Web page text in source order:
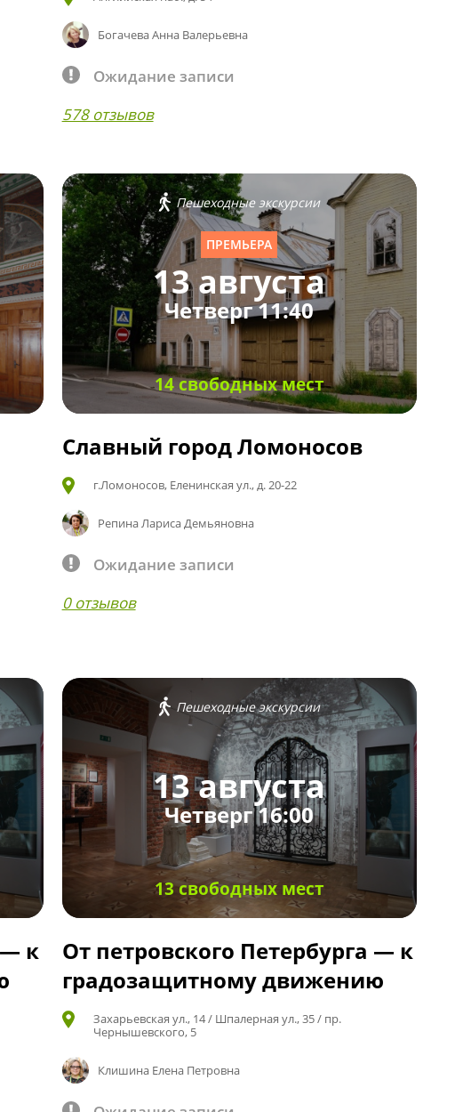
Богачева Анна Валерьевна
Ожидание записи
578 отзывов
Пешеходные экскурсии
ПРЕМЬЕРА
13 августа
Четверг 11:40
14 свободных мест
Славный город Ломоносов
г.Ломоносов, Еленинская ул., д. 20-22
Репина Лариса Демьяновна
Ожидание записи
0 отзывов
— к
Пешеходные экскурсии
13 августа
Четверг 16:00
13 свободных мест
От петровского Петербурга — к
градозащитному движению
Захарьевская ул., 14 / Шпалерная ул., 35 / пр.
Чернышевского, 5
Клишина Елена Петровна